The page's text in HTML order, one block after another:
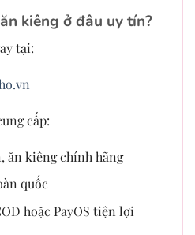
kiêng ở đâu uy tín?
tại:
cấp:
ăn kiêng chính hãng
quốc
hoặc PayOS tiện lợi